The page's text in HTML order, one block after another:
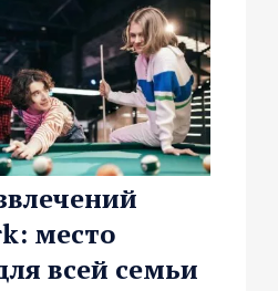
место
всей семьи